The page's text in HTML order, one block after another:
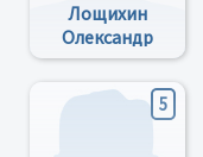
Лощихин
Олександр
Николаевич
5